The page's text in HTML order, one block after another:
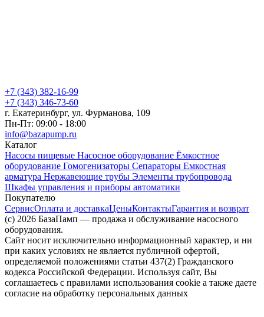
+7 (343) 382-16-99
+7 (343) 346-73-‬60
г. Екатеринбург, ул. Фурманова, 109
Пн-Пт: 09:00 - 18:00
info@bazapump.ru
Каталог
Насосы пищевые Насосное оборудование Ёмкостное
оборудование Гомогенизаторы Сепараторы Емкостная
арматура Нержавеющие трубы Элементы трубопровода
Шкафы управления и приборы автоматики
Покупателю
СервисОплата и доставкаЦеныКонтактыГарантия и возврат
(c) 2026 БазаПамп — продажа и обслуживание насосного
оборудования.
Сайт носит исключительно информационный характер, и ни
при каких условиях не является публичной офертой,
определяемой положениями статьи 437(2) Гражданского
кодекса Российской Федерации. Используя сайт, Вы
соглашаетесь с правилами использования cookie а также даете
согласие на обработку персональных данных